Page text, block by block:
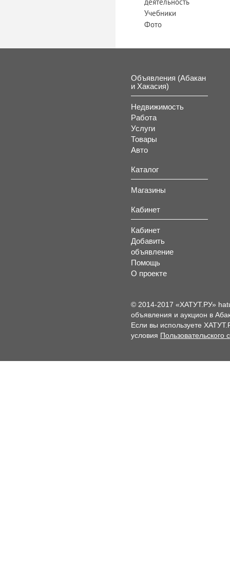
Учебники
Фото
Объявления (Абакан
и Хакасия)
Недвижимость
Работа
Услуги
Товары
Авто
Каталог
Магазины
Кабинет
Кабинет
Добавить
объявление
Помощь
О проекте
© 2014-2017 «ХАТУТ.РУ»
объявления и аукцион в
Если вы используете
условия Пользовательского